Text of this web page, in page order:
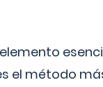
el método